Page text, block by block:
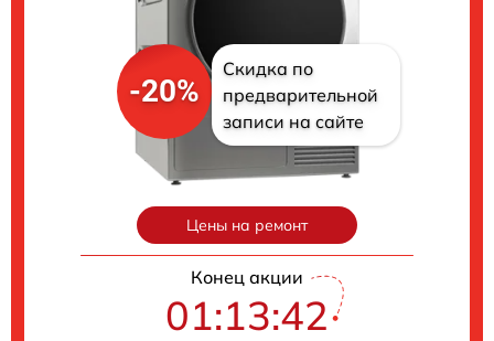
-20%
Скидка по
предварительной
записи на сайте
Цены на ремонт
Конец акции
01:13:41